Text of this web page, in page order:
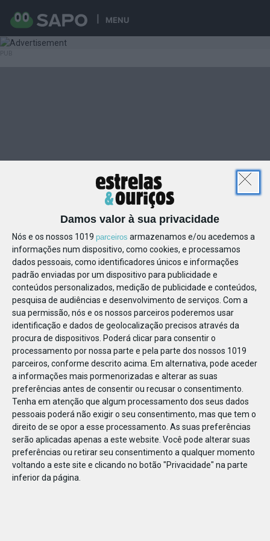
Damos valor à sua privacidade
Nós e os nossos 1019 parceiros armazenamos e/ou acedemos a
informações num dispositivo, como cookies, e processamos
dados pessoais, como identificadores únicos e informações
padrão enviadas por um dispositivo para publicidade e
conteúdos personalizados, medição de publicidade e conteúdos,
pesquisa de audiências e desenvolvimento de serviços. Com a
sua permissão, nós e os nossos parceiros poderemos usar
identificação e dados de geolocalização precisos através da
procura de dispositivos. Poderá clicar para consentir o
processamento por nossa parte e pela parte dos nossos 1019
parceiros, conforme descrito acima. Em alternativa, pode aceder
a informações mais pormenorizadas e alterar as suas
preferências antes de consentir ou recusar o consentimento.
Tenha em atenção que algum processamento dos seus dados
pessoais poderá não exigir o seu consentimento, mas que tem o
direito de se opor a esse processamento. As suas preferências
serão aplicadas apenas a este website. Você pode alterar suas
preferências ou retirar seu consentimento a qualquer momento
voltando a este site e clicando no botão "Privacidade" na parte
inferior da página.
MENU
124375850659472